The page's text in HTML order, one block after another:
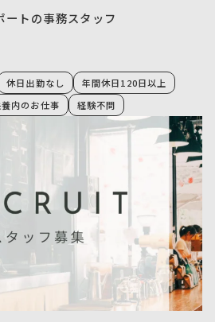
トの事務スタッフ
休日出勤なし
年間休日120日以上
内のお仕事 経験不問